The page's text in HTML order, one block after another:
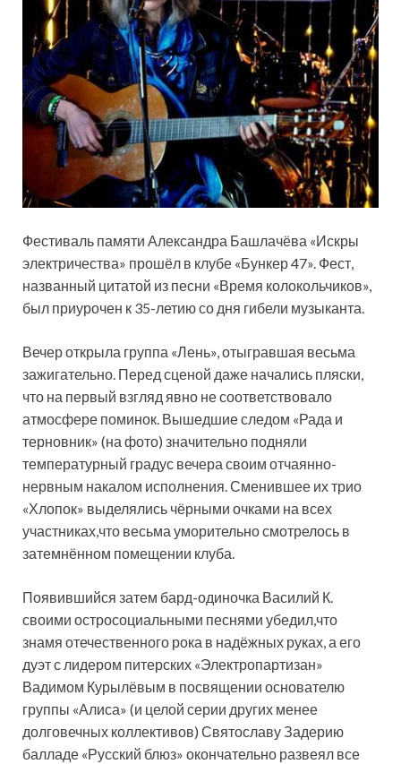
Фестиваль памяти Александра Башлачёва «Искры
электричества» прошёл в клубе «Бункер 47». Фест,
названный цитатой из песни «Время колокольчиков»,
был приурочен к 35-летию со дня гибели музыканта.
Вечер открыла группа «Лень», отыгравшая весьма
зажигательно. Перед сценой даже начались пляски,
что на первый взгляд явно не соответствовало
атмосфере поминок. Вышедшие следом «Рада и
терновник» (на фото) значительно подняли
температурный градус вечера своим отчаянно-
нервным накалом исполнения. Сменившее их трио
«Хлопок» выделялись чёрными очками на всех
участниках,что весьма уморительно смотрелось в
затемнённом помещении клуба.
Появившийся затем бард-одиночка Василий К.
своими остросоциальными песнями убедил,что
знамя отечественного рока в надёжных руках, а его
дуэт с лидером питерских «Электропартизан»
Вадимом Курылёвым в посвящении основателю
группы «Алиса» (и целой серии других менее
долговечных коллективов) Святославу Задерию
балладе «Русский блюз» окончательно развеял все